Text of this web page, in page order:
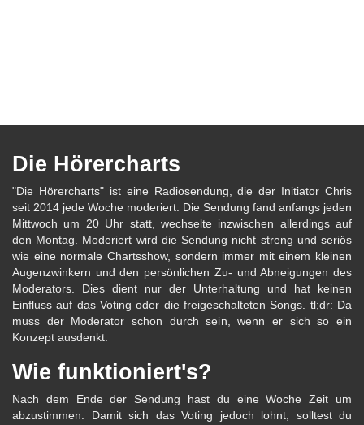
Die Hörercharts
"Die Hörercharts" ist eine Radiosendung, die der Initiator Chris
seit 2014 jede Woche moderiert. Die Sendung fand anfangs jeden
Mittwoch um 20 Uhr statt, wechselte inzwischen allerdings auf
den Montag. Moderiert wird die Sendung nicht streng und seriös
wie eine normale Chartsshow, sondern immer mit einem kleinen
Augenzwinkern und den persönlichen Zu- und Abneigungen des
Moderators. Dies dient nur der Unterhaltung und hat keinen
Einfluss auf das Voting oder die freigeschalteten Songs. tl;dr: Da
muss der Moderator schon durch sein, wenn er sich so ein
Konzept ausdenkt.
Wie funktioniert's?
Nach dem Ende der Sendung hast du eine Woche Zeit um
abzustimmen. Damit sich das Voting jedoch lohnt, solltest du